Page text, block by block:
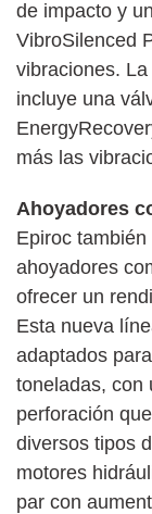
de impacto y
VibroSilenced
vibraciones.
incluye una
más las
Ahoyadores
Epiroc
ahoyadores
ofrecer un
Esta nueva
adaptados
toneladas, con
perforación
diversos tipos
motores
par con